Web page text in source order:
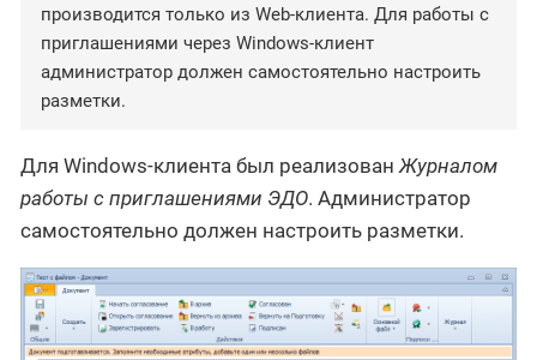
производится только из Web-клиента. Для работы с
приглашениями через Windows-клиент
администратор должен самостоятельно настроить
разметки.
Для Windows-клиента был реализован Журналом
работы с приглашениями ЭДО. Администратор
самостоятельно должен настроить разметки.